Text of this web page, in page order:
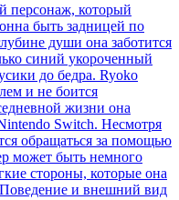
персонаж, который
быть задницей по
души она заботится
синий укороченный
до бедра. Ryoko
и не боится
жизни она
Switch. Несмотря
обращаться за помощью
может быть немного
стороны, которые она
и внешний вид